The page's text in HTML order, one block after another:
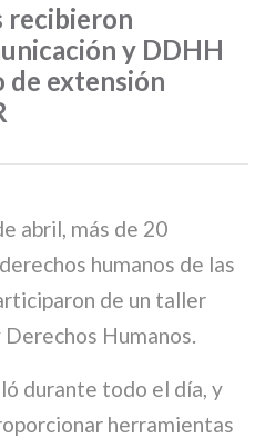
recibieron
y DDHH
de extensión
abril, más de 20
humanos de las
de un taller
Humanos.
durante todo el día, y
herramientas